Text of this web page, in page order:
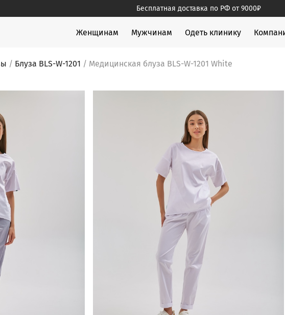
Бесплатная доставка по РФ от 9000₽
медицинской одеждыЖенщинам Мужчинам Одеть клинику
/ Блуза BLS-W-1201 / Медицинская блуза BLS-W-1201 White